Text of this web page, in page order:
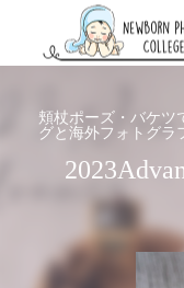
頬杖ポーズ・バケツ
グと海外フォトグラ